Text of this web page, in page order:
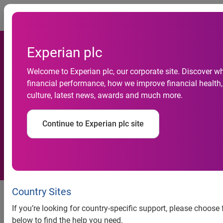
Experian plc
Welcome to Experian plc, our corporate site. Discover
financial performance, how we improve financial
culture, latest news, awards and much more.
Continue to Experian plc site
Country Sites
If you’re looking for country-specific support, please
below to find the help you need.
Pedidos de falência caem
8,9% em 2013, revela Serasa
Experian
Foram realizados, em 2013, 1.758 pedidos de falência em
todo o país, queda de 8,9% em relação aos 1.929
requerimentos efetuados em 2012. É o que revela